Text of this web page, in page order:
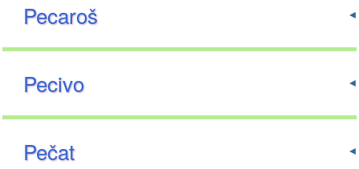
Pecaroš
Pecivo
Pečat